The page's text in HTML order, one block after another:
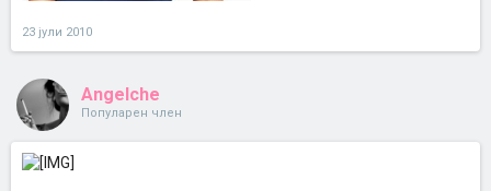
23 јули 2010
Angelche
Популарен член